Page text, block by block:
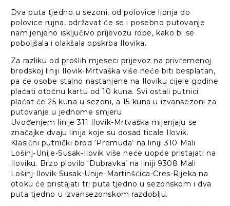
Dva puta tjedno u sezoni, od polovice lipnja do
polovice rujna, održavat će se i posebno putovanje
namijenjeno isključivo prijevozu robe, kako bi se
poboljšala i olakšala opskrba Ilovika.
Za razliku od prošlih mjeseci prijevoz na privremenoj
brodskoj liniji Ilovik-Mrtvaška više neće biti besplatan,
pa će osobe stalno nastanjene na Iloviku cijele godine
plaćati otočnu kartu od 10 kuna. Svi ostali putnici
plaćat će 25 kuna u sezoni, a 15 kuna u izvansezoni za
putovanje u jednome smjeru.
Uvođenjem linije 311 Ilovik-Mrtvaška mijenjaju se
značajke dvaju linija koje su dosad ticale Ilovik.
Klasični putnički brod ‘Premuda’ na liniji 310 Mali
Lošinj-Unije-Susak-Ilovik više neće uopće pristajati na
Iloviku. Brzo plovilo ‘Dubravka’ na liniji 9308 Mali
Lošinj-Ilovik-Susak-Unije-Martinšćica-Cres-Rijeka na
otoku će pristajati tri puta tjedno u sezonskom i dva
puta tjedno u izvansezonskom razdoblju.